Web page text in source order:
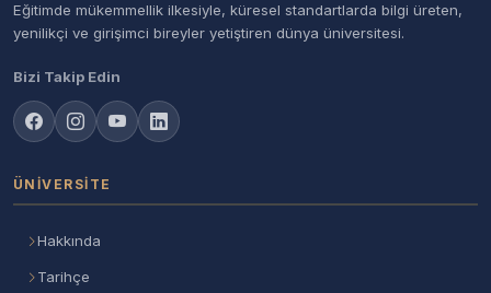
Eğitimde mükemmellik ilkesiyle, küresel standartlarda bilgi üreten,
yenilikçi ve girişimci bireyler yetiştiren dünya üniversitesi.
Bizi Takip Edin
ÜNIVERSITE
Hakkında
Tarihçe